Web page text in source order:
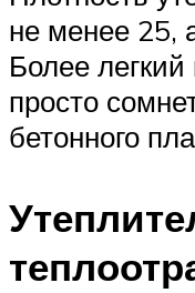
не менее 25,
Более
просто
бетонного